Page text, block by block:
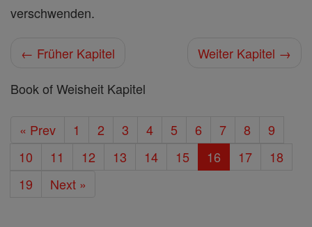
verschwenden.
← Früher Kapitel
Weiter Kapitel →
Book of Weisheit Kapitel
« Prev 1 2 3 4 5 6 7 8
9
10
11 12 13 14 15 16 17
18
19
Next »